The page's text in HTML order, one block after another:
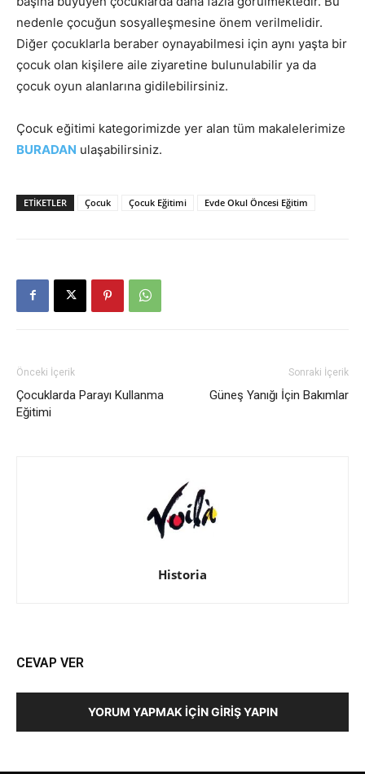
nedenle çocuğun sosyalleşmesine önem verilmelidir.
Diğer çocuklarla beraber oynayabilmesi için aynı yaşta bir
çocuk olan kişilere aile ziyaretine bulunulabilir ya da
çocuk oyun alanlarına gidilebilirsiniz.
Çocuk eğitimi kategorimizde yer alan tüm makalelerimize
BURADAN ulaşabilirsiniz.
ETIKETLER Çocuk Çocuk Eğitimi Evde Okul Öncesi Eğitim
Önceki İçerik
Çocuklarda Parayı Kullanma
Eğitimi
Sonraki İçerik
Güneş Yanığı İçin Bakımlar
Historia
CEVAP VER
YORUM YAPMAK İÇIN GIRIŞ YAPIN